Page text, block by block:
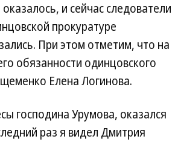
и сейчас следователи
прокуратуре
При этом отметим, что на
обязанности одинцовского
Елена Логинова.
господина Урумова, оказался
раз я видел Дмитрия